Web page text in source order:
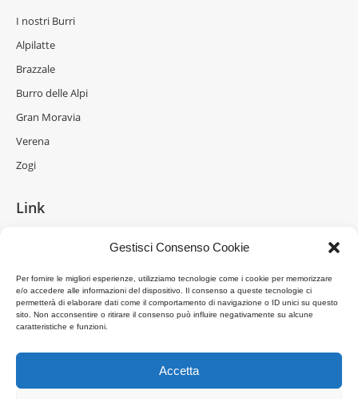
Gestisci Consenso Cookie
Per fornire le migliori esperienze, utilizziamo tecnologie come i cookie per memorizzare
e/o accedere alle informazioni del dispositivo. Il consenso a queste tecnologie ci
permetterà di elaborare dati come il comportamento di navigazione o ID unici su questo
sito. Non acconsentire o ritirare il consenso può influire negativamente su alcune
caratteristiche e funzioni.
Accetta
I nostri Burri
Alpilatte
Brazzale
Burro delle Alpi
Gran Moravia
Verena
Zogi
Link
Gran Moravia
Brazzale Shanghai